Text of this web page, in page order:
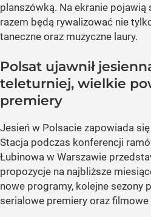
planszówką. Na ekranie pojawią
razem będą rywalizować nie
taneczne oraz muzyczne laury.
Polsat ujawnił
teleturniej, wielkie
premiery
Jesień w Polsacie zapowiada
Stacja podczas konferencji
Łubinowa w Warszawie
propozycje na najbliższe
nowe programy, kolejne sezony
serialowe premiery oraz filmowe